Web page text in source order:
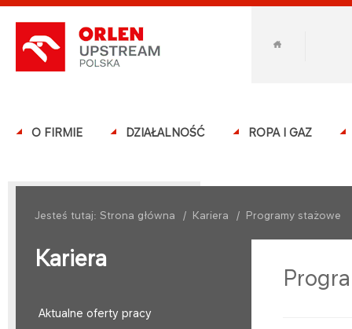
O FIRMIE DZIAŁALNOŚĆ ROPA I GAZ
Jesteś tutaj: Strona główna / Kariera / Programy stażowe
Kariera
Aktualne oferty pracy